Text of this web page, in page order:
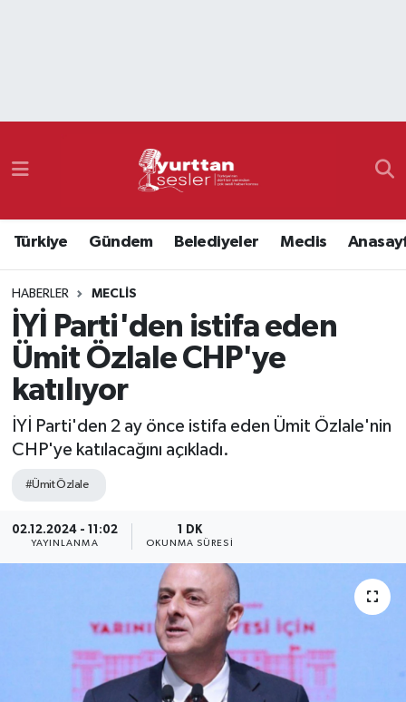
Türkiye Gündem Belediyeler Meclis
HABERLER MECLIS
İYİ Parti'den istifa eden
Ümit Özlale CHP'ye
katılıyor
İYİ Parti'den 2 ay önce istifa eden Ümit Özlale'nin
CHP'ye katılacağını açıkladı.
#Ümit Özlale
02.12.2024 - 11:02
YAYINLANMA
1 DK
OKUNMA SÜRESI
Namaz Vakitleri
Süper Lig Puan Durumu ve Fikstür
Tüm Manşetler
Son Dakika Haberleri
Haber Arşivi